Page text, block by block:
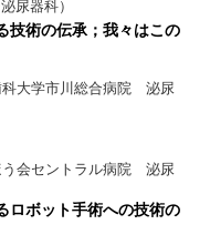
尿器科）
技術の伝承；我々はこの
科大学市川総合病院 泌尿
う会セントラル病院 泌尿
ロボット手術への技術の